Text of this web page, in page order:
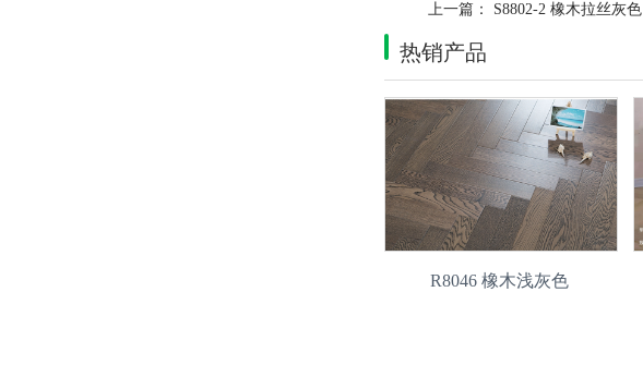
上一篇： S8802-2 橡木拉丝灰色
热销产品
R8046 橡木浅灰色